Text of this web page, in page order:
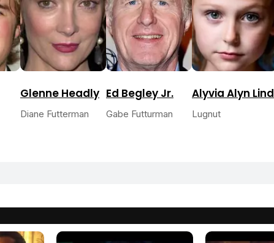
Glenne Headly
Diane Futterman
Ed Begley Jr.
Gabe Futturman
Alyvia Alyn Lind
Lugnut